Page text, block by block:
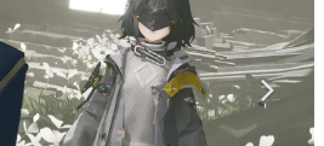
えた日本語
技」「ラスボス」… ゲームにまつわる言葉
の変遷を、コンピューター文化史研究家・タ
底調査。